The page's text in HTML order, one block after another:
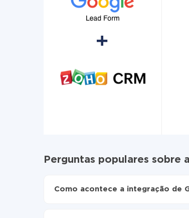
Perguntas populares sobre
Como acontece a integração de